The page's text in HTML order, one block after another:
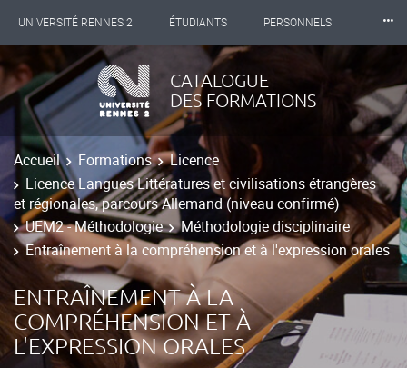
UNIVERSITÉ RENNES 2 ÉTUDIANTS PERSONNELS
INTERNATIONAL PROFESSIONNELS
LES NOUVELLES DE RENNES 2
⸱⸱⸱
CATALOGUE
DES FORMATIONS
Accueil Formations
Licence
Licence Langues Littératures et civilisations étrangères
et régionales, parcours Allemand (niveau confirmé)
UEM2 - Méthodologie
Méthodologie disciplinaire
Entraînement à la compréhension et à l'expression orales
ENTRAÎNEMENT À LA
COMPRÉHENSION ET À
L'EXPRESSION ORALES